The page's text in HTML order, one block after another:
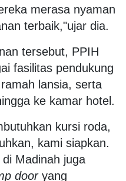
merasa nyaman
terbaik,"ujar dia.
tersebut, PPIH
fasilitas pendukung
lansia, serta
ke kamar hotel.
kursi roda,
kami siapkan.
Madinah juga
dooryang